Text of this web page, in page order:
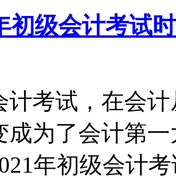
初级会计考试
计考试，在会
成为了会计第
年初级会计